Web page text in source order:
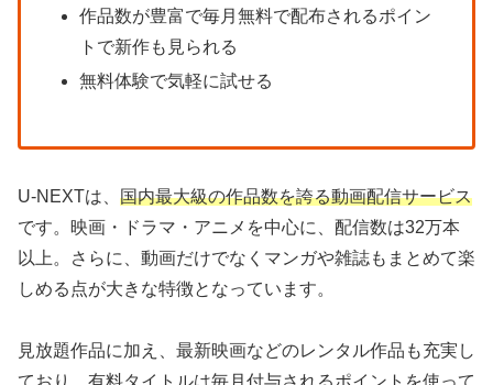
作品数が豊富で毎月無料で配布されるポイン
トで新作も見られる
無料体験で気軽に試せる
U-NEXTは、 国内最大級の作品数を誇る動画配信サービス
です。映画・ドラマ・アニメを中心に、配信数は32万本
以上。さらに、動画だけでなくマンガや雑誌もまとめて楽
しめる点が大きな特徴となっています。
見放題作品に加え、最新映画などのレンタル作品も充実し